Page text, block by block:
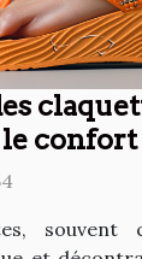
confort
souvent